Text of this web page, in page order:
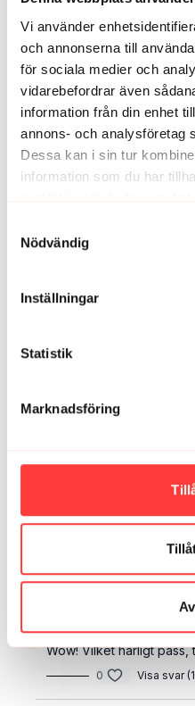
Vi använder
och annonserna till
för sociala medier och
vidarebefordrar även
information från din enhet
annons- och analysföretag
Dessa kan i sin tur
information som du har
Nödvändig
Inställningar
Statistik
Marknadsföring
Hanna F. februari 25, 2024
Första löppasset ute för
go-to-pass. Fantastisk
sällskap. Era ord och
mina tankar när det
gör att de inte blir
sällskap! Tack🫶
1 Visa
Anna M.
Linda T.
Tack för sällskapet!!🫶
Elin N. april 08, 2023
Yay årets första jogg!
påskafton innan
0 Visa svar
Charlotta G. september
Wow! Vilket härligt pass,
0 Visa svar